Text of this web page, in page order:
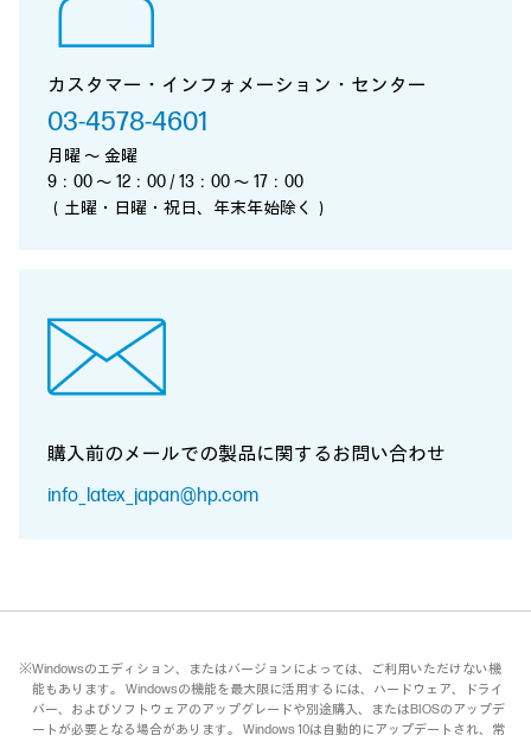
カスタマー・インフォメーション・センター
03-4578-4601
月曜 ～ 金曜
9：00 ～ 12：00 / 13：00 ～ 17：00
（土曜・日曜・祝日、年末年始除く）
購入前のメールでの製品に関する お問い合わせ
info_latex_japan@hp.com
※Windowsのエディション、またはバージョンによっては、ご利用いただけない機
能もあります。 Windowsの機能を最大限に活用するには、ハードウェア、ドライ
バー、およびソフトウェアのアップグレードや別途購入、またはBIOSのアップデ
ートが必要となる場合があります。 Windows 10は自動的にアップデートされ、常